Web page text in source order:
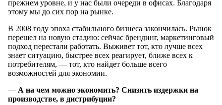
прежнем уровне, и у нас были очереди в офисах. Благодаря
этому мы до сих пор на рынке.
В 2008 году эпоха стабильного бизнеса закончилась. Рынок
перешел на новую стадию: сейчас брендинг, маркетинговый
подход перестали работать. Выживет тот, кто лучше всех
знает ситуацию, быстрее всех реагирует, ближе всех к
потребителям, — тот, кто найдет больше всего
возможностей для экономии.
— А на чем можно экономить? Снизить издержки на
производстве, в дистрибуции?